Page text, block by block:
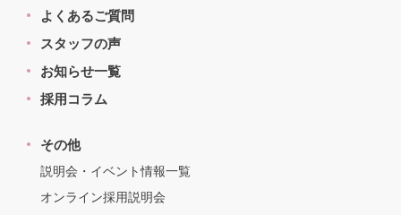
よくあるご質問
スタッフの声
お知らせ一覧
採用コラム
その他
説明会・イベント情報一覧
オンライン採用説明会